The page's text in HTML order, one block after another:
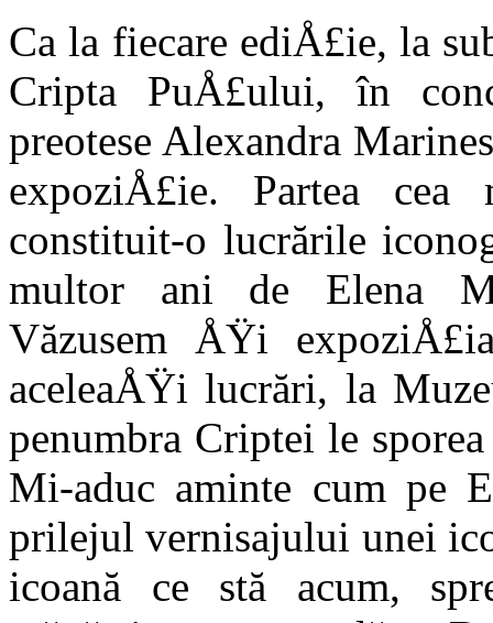
Ca la fiecare ediÅ£ie, la
Cripta PuÅ£ului, în
preotese Alexandra
expoziÅ£ie. Partea cea
constituit-o lucrările
multor ani de Elena
Văzusem ÅŸi
aceleaÅŸi lucrări, la
penum­bra Criptei le
Mi-aduc amin­te cum pe
prilejul vernisajului unei
icoană ce stă acum,